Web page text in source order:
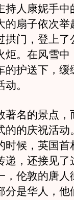
持人康妮手中
的扇子依次举
拱门，登上了
炬。在风雪中
的护送下，缓
。
名的景点，
的的庆祝活动
时候，英国首
递，还接见了
，伦敦的唐人
分是华人，他